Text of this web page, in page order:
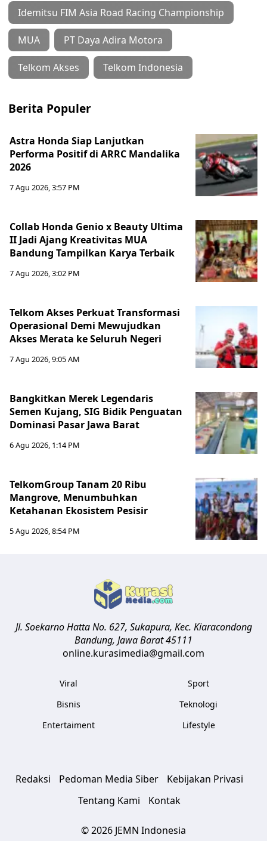
Idemitsu FIM Asia Road Racing Championship
MUA PT Daya Adira Motora
Telkom Akses Telkom Indonesia
Berita Populer
Astra Honda Siap Lanjutkan
Performa Positif di ARRC Mandalika
2026
7 Agu 2026, 3:57 PM
Collab Honda Genio x Beauty Ultima
II Jadi Ajang Kreativitas MUA
Bandung Tampilkan Karya Terbaik
7 Agu 2026, 3:02 PM
Telkom Akses Perkuat Transformasi
Operasional Demi Mewujudkan
Akses Merata ke Seluruh Negeri
7 Agu 2026, 9:05 AM
Bangkitkan Merek Legendaris
Semen Kujang, SIG Bidik Penguatan
Dominasi Pasar Jawa Barat
6 Agu 2026, 1:14 PM
TelkomGroup Tanam 20 Ribu
Mangrove, Menumbuhkan
Ketahanan Ekosistem Pesisir
5 Agu 2026, 8:54 PM
Jl. Soekarno Hatta No. 627, Sukapura, Kec. Kiaracondong
Bandung, Jawa Barat45111
online.kurasimedia@gmail.com
Viral
Bisnis
Entertaiment
Sport
Teknologi
Lifestyle
Redaksi Pedoman Media Siber
Kebijakan Privasi
Tentang Kami
Kontak
© 2026 JEMN Indonesia